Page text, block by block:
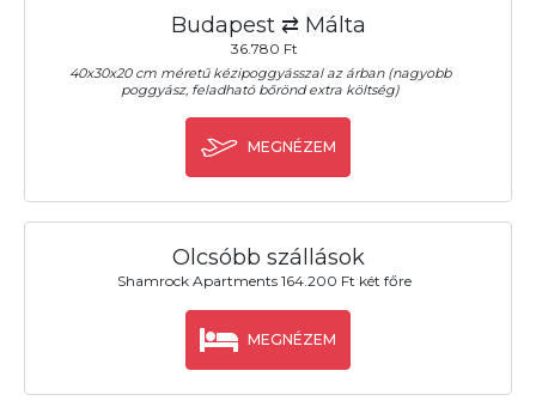
Budapest ⇄ Málta
36.780 Ft
40x30x20 cm méretű kézipoggyásszal az árban (nagyobb
poggyász, feladható bőrönd extra költség)
MEGNÉZEM
Olcsóbb szállások
Shamrock Apartments 164.200 Ft két főre
MEGNÉZEM